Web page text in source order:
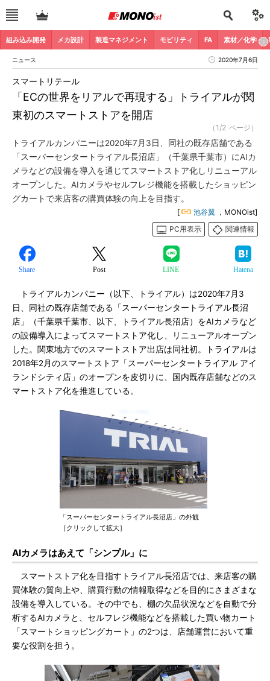
組み込み開発 メカ設計 製造マネジメント モビリティ FA 素材／化学
ニュース 2020年7月6日
「ECの世界をリアルで再現する」トライアルが関
東初のスマートストアを開店
スマートリテール
（1/2 ページ）
トライアルカンパニーは2020年7月3日、同社の既存店舗である
「スーパーセンタートライアル長沼店」（千葉県千葉市）にAIカ
メラなどの設備を導入を通じてスマートストア化しリニューアル
オープンした。AIカメラやセルフレジ機能を搭載したショッピン
グカートで来店客の購買体験の向上を目指す。
[ 池谷翼 ，MONOist]
PC用表示
関連情報
Share Post LINE Hatena
トライアルカンパニー（以下、トライアル）は2020年7月3
日、同社の既存店舗である「スーパーセンタートライアル長沼
店」（千葉県千葉市、以下、トライアル長沼店）をAIカメラなど
の設備導入によってスマートストア化し、リニューアルオープン
した。関東地方でのスマートストア出店は同社初。トライアルは
2018年2月のスマートストア「スーパーセンタートライアル アイ
ランドシティ店」のオープンを皮切りに、国内既存店舗などのス
マートストア化を推進している。
「スーパーセンタートライアル長沼店」の外観
［クリックして拡大］
AIカメラはあえて「シンプル」に
スマートストア化を目指すトライアル長沼店では、来店客の購
買体験の質向上や、購買行動の情報取得などを目的にさまざまな
設備を導入している。その中でも、棚の欠品状況などを自動で分
析するAIカメラと、セルフレジ機能などを搭載した買い物カート
「スマートショッピングカート」の2つは、店舗運営において重
要な役割を担う。